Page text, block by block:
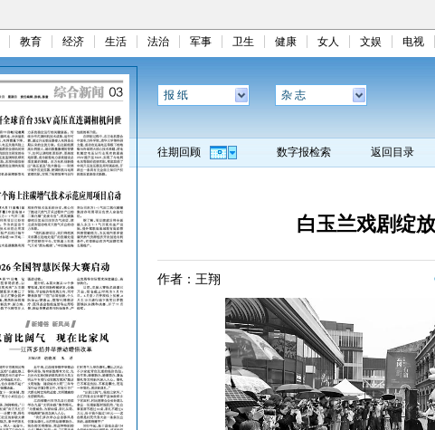
教育 经济 生活 法治 军事 卫生 健康 女人 文娱 电视
报 纸 杂 志
往期回顾 数字报检索 返回目录
白玉兰戏剧绽
作者：王翔